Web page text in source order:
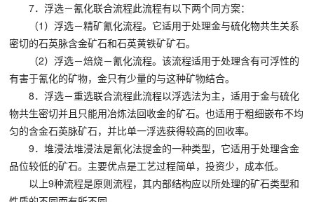
7．浮选－氰化联合流程此流程有以下两个同方案：
（1）浮选－精矿氰化流程。它适用于处理金与硫化物共生关系
密切的石英脉含金矿石和石英黄铁矿矿石。
（2）浮选－焙烧－氰化流程。该流程适用于处理含有可浮性的
有害于氰化的矿物，金只有少量的与这种矿物结合。
8．浮选－重选联合流程此流程以浮选法为主，适用于金与硫化
物共生密切并且只能用冶炼法回收金的矿石。也适用于粗细嵌布不均
匀的含金石英脉矿石，并比单一浮选获得较高的回收率。
9．堆浸法堆浸法是氰化法提金的一种类型，它适用于处理含金
品位较低的矿石。主要优点是工艺过程简单，投资少，成本低。
以上9种流程是原则流程，其内部结构应以所处理的矿石类型和